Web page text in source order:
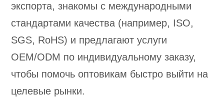
экспорта, знакомы с международными
стандартами качества (например, ISO,
SGS, RoHS) и предлагают услуги
OEM/ODM по индивидуальному заказу,
чтобы помочь оптовикам быстро выйти на
целевые рынки.